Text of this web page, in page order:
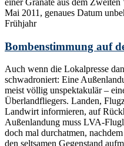
Frühjahr
Bombenstimmung auf
Auch wenn die Lokalpresse
schwadroniert: Eine
meist völlig unspektakulär –
Überlandfliegers. Landen,
Landwirt informieren, auf
Außenlandung muss LVA-
doch mal durchatmen,
den seltsamen Gegenstand